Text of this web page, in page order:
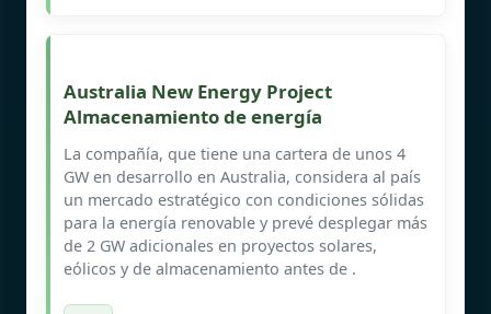
Australia New Energy Project
Almacenamiento de energía
La compañía, que tiene una cartera de unos 4
GW en desarrollo en Australia, considera al país
un mercado estratégico con condiciones sólidas
para la energía renovable y prevé desplegar más
de 2 GW adicionales en proyectos solares,
eólicos y de almacenamiento antes de .